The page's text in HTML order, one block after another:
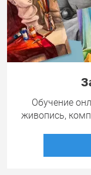
Обучение
живопись,